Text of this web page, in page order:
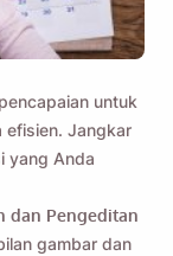
untuk
efisien. Jangkar
yang Anda
dan Pengeditan
gambar dan